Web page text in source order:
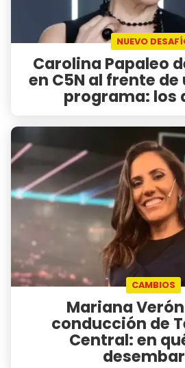
NUEVO
Carolina Papaleo
en C5N al frente
programa: los
CAMBIOS
Mariana
conducción de
Central: en